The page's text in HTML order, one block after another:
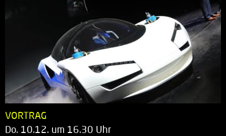
VORTRAG
Do. 10.12. um 16.30 Uhr